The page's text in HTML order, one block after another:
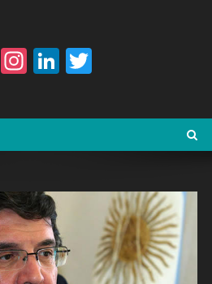
Facebook
Instagram
LinkedIn